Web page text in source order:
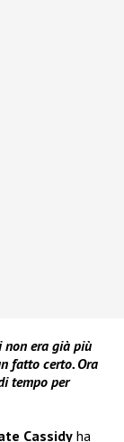
non era già più
fatto certo. Ora
tempo per
Cassidyha